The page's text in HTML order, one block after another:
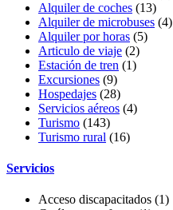
Alquiler de coches (13)
Alquiler de microbuses (4)
Alquiler por horas (5)
Articulo de viaje (2)
Estación de tren (1)
Excursiones (9)
Hospedajes (28)
Servicios aéreos (4)
Turismo (143)
Turismo rural (16)
Servicios
Acceso discapacitados (1)